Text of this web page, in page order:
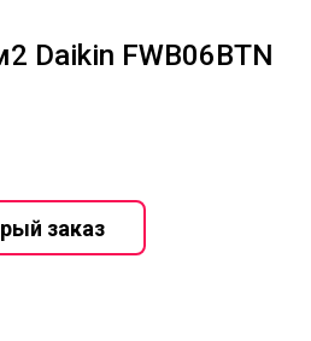
Daikin FWB06BTN